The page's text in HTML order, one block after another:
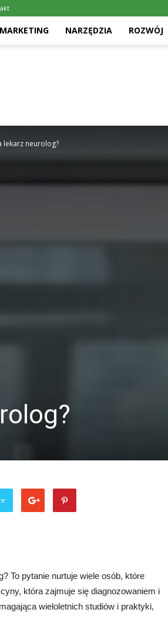
MARKETING NARZĘDZIA ROZWÓJ
lekarz neurolog?
To pytanie nurtuje wiele osób, które
która zajmuje się diagnozowaniem i
wieloletnich studiów i praktyki,